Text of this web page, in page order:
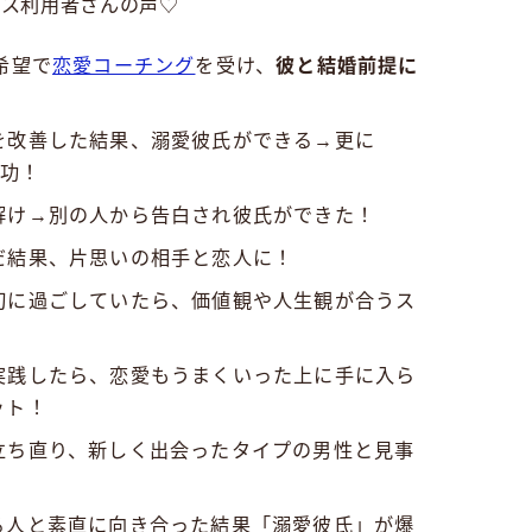
利用者さんの声♡
望で恋愛コーチングを受け、彼と結婚前提に
改善した結果、溺愛彼氏ができる→更に
！
→別の人から告白され彼氏ができた！
果、片思いの相手と恋人に！
過ごしていたら、価値観や人生観が合うス
したら、恋愛もうまくいった上に手に入ら
！
直り、新しく出会ったタイプの男性と見事
と素直に向き合った結果「溺愛彼氏」が爆